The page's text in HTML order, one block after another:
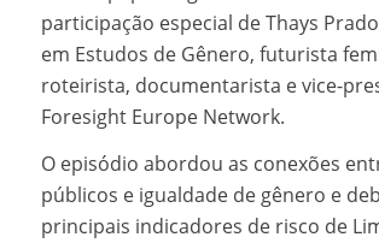
participação especial de Thays
em Estudos de Gênero, futurista
roteirista, documentarista e vice-
Foresight Europe Network.
O episódio abordou as conexões
públicos e igualdade de gênero e
principais indicadores de risco de